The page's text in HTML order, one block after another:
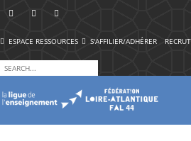
ESPACE RESSOURCES S'AFFILIER/ADHÉRER